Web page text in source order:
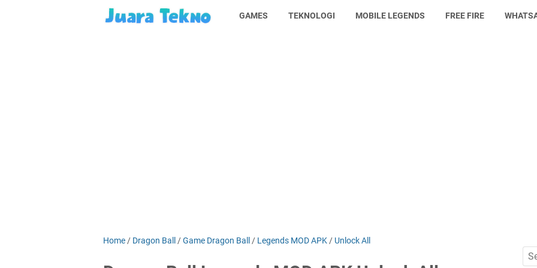
GAMES TEKNOLOGI MOBILE LEGENDS FREE FIRE
Home / Dragon Ball /Game Dragon Ball / Legends MOD APK / Unlock All